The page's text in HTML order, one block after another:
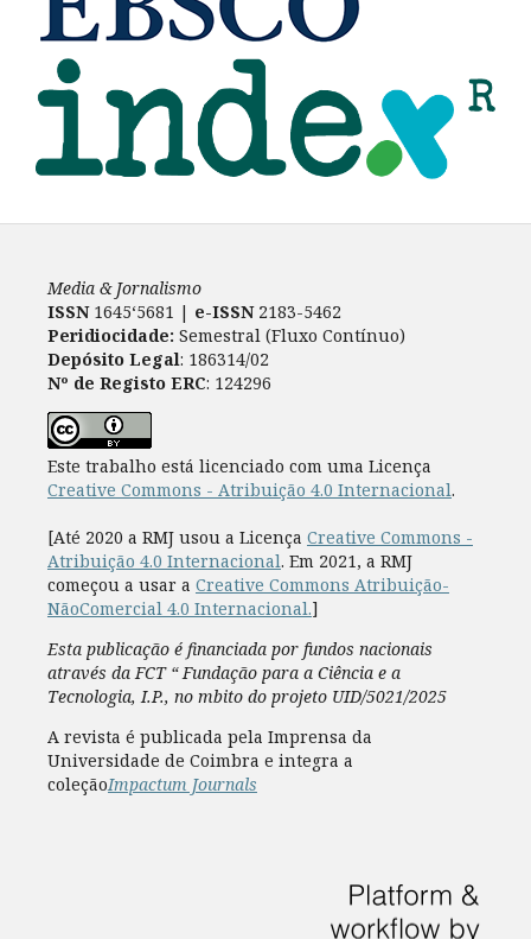
Media & Jornalismo
ISSN 1645‘5681 | e-ISSN2183-5462
Peridiocidade: Semestral (Fluxo Contínuo)
Depósito Legal: 186314/02
Nº de Registo ERC: 124296
Este trabalho está licenciado com uma Licença
Creative Commons - Atribuição 4.0 Internacional.
[Até 2020 a RMJ usou a Licença Creative Commons -
Atribuição 4.0 Internacional. Em 2021, a RMJ
começou a usar a Creative Commons Atribuição-
NãoComercial 4.0 Internacional.]
Esta publicação é financiada por fundos nacionais
através da FCT “ Fundação para a Ciência e a
Tecnologia, I.P., no mbito do projeto UID/5021/2025
A revista é publicada pela Imprensa da
Universidade de Coimbra e integra a
coleçãoImpactum Journals